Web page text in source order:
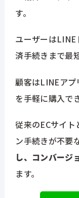
す。
ユーザーはLINE
済手続きまで最
顧客はLINEアプ
を手軽に購入で
従来のECサイ
ン手続きが不要
し、コンバージ
ます。